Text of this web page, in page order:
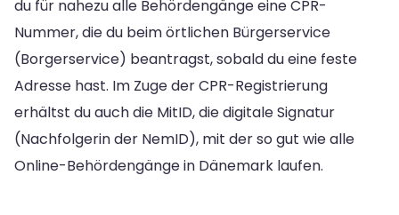
du für nahezu alle Behördengänge eine CPR-
Nummer, die du beim örtlichen Bürgerservice
(Borgerservice) beantragst, sobald du eine feste
Adresse hast. Im Zuge der CPR-Registrierung
erhältst du auch die MitID, die digitale Signatur
(Nachfolgerin der NemID), mit der so gut wie alle
Online-Behördengänge in Dänemark laufen.